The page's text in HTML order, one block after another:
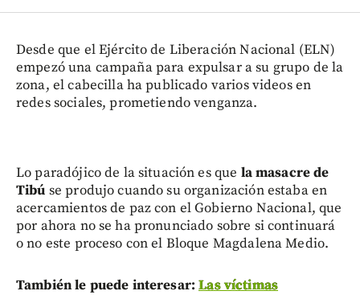
Desde que el Ejército de Liberación Nacional (ELN)
empezó una campaña para expulsar a su grupo de la
zona, el cabecilla ha publicado varios videos en
redes sociales, prometiendo venganza.
Lo paradójico de la situación es que la masacre de
Tibú se produjo cuando su organización estaba en
acercamientos de paz con el Gobierno Nacional, que
por ahora no se ha pronunciado sobre si continuará
o no este proceso con el Bloque Magdalena Medio.
También le puede interesar:Las víctimas